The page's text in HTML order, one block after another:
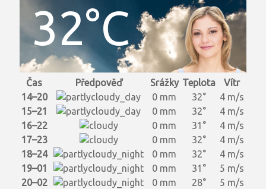
32°C
Čas Předpověď Srážky Teplota
Vítr
14–20
0 mm 32°
4 m/s
15–21
0 mm 32°
4 m/s
16–22
0 mm 31°
4 m/s
17–23
0 mm 32°
4 m/s
18–24
0 mm 32°
4 m/s
19–01
0 mm 31°
5 m/s
20–02
0 mm 28°
5 m/s